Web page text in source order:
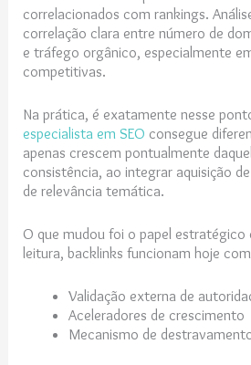
correlacionados com rankings.
correlação clara entre número de
e tráfego orgânico, especialmente
competitivas.
Na prática, é exatamente nesse
especialista em SEO consegue
apenas crescem pontualmente
consistência, ao integrar aquisição
de relevância temática.
O que mudou foi o papel estratégico
leitura, backlinks funcionam hoje
Validação externa de
Aceleradores de crescimento
Mecanismo de